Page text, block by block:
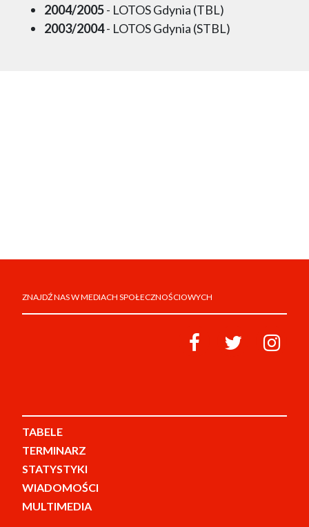
2004/2005- LOTOS Gdynia (TBL)
2003/2004- LOTOS Gdynia (STBL)
ZNAJDŹ NAS W MEDIACH SPOŁECZNOŚCIOWYCH
TABELE
TERMINARZ
STATYSTYKI
WIADOMOŚCI
MULTIMEDIA